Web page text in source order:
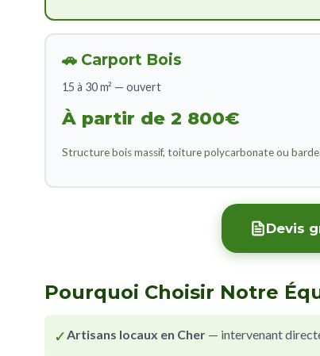
🚗 Carport Bois
15 à 30 m² — ouvert
À partir de 2 800€
Structure bois massif, toiture polycarbonate ou
Devis
Pourquoi Choisir Notre
✓Artisans locaux en Cher — intervenant